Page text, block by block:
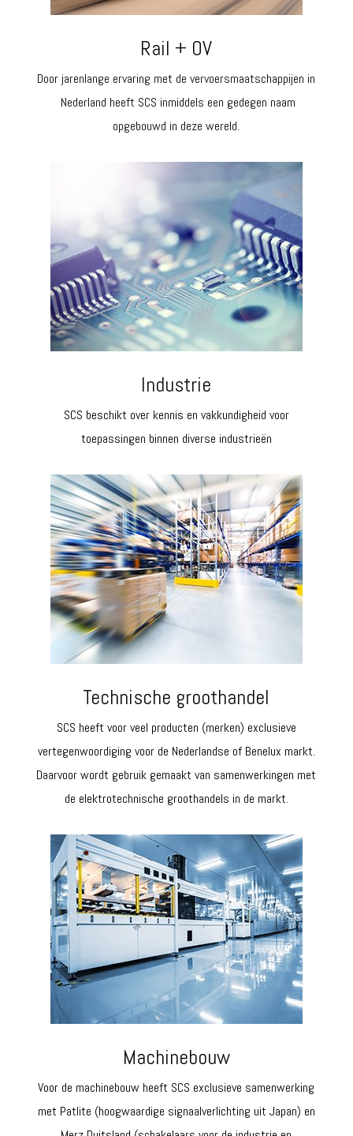
Rail + OV
Door jarenlange ervaring met de vervoersmaatschappijen in
Nederland heeft SCS inmiddels een gedegen naam
opgebouwd in deze wereld.
Industrie
SCS beschikt over kennis en vakkundigheid voor
toepassingen binnen diverse industrieën
Technische groothandel
SCS heeft voor veel producten (merken) exclusieve
vertegenwoordiging voor de Nederlandse of Benelux markt.
Daarvoor wordt gebruik gemaakt van samenwerkingen met
de elektrotechnische groothandels in de markt.
Machinebouw
Voor de machinebouw heeft SCS exclusieve samenwerking
met Patlite (hoogwaardige signaalverlichting uit Japan) en